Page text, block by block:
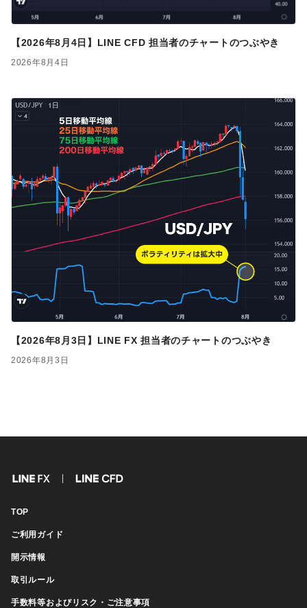
【2026年8月4日】LINE CFD 担当者のチャートのつぶやき
2026年8月4日
【2026年8月3日】LINE FX 担当者のチャートのつぶやき
2026年8月3日
TOP
ご利用ガイド
開示情報
取引ルール
手数料等およびリスク・ご注意事項